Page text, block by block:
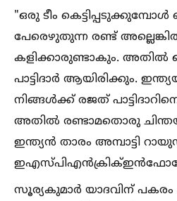
"ഒരു ടീം
പേരെഴുതുന്ന രണ്ട്
കളിക്കാരുണ്ടാകും. അതില്‍
പാട്ടിദാർ ആയിരിക്കും.
നിങ്ങള്‍ക്ക് രജത്
അതില്‍ രണ്ടാമതൊരു
ഇന്ത്യൻ താരം അമ്പാട്ടി
സൂര്യകുമാർ യാദവിന് പകരം